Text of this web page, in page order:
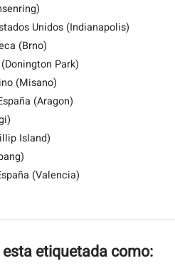
Unidos (Indianapolis)
(Brno)
Park)
(Misano)
(Aragon)
Island)
(Valencia)
etiquetada como: